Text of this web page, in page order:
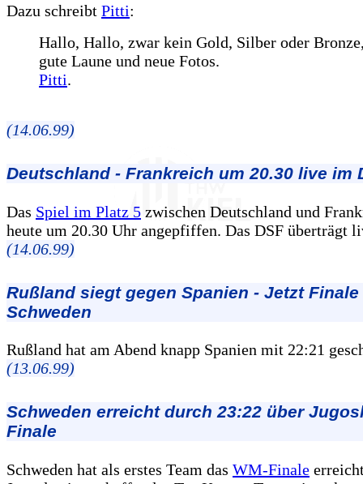
Dazu schreibt Pitti:
Hallo, Hallo, zwar kein Gold, Silber oder
gute Laune und neue Fotos.
Pitti.
(14.06.99)
Deutschland - Frankreich um 20.30 live im
Das Spiel im Platz 5 zwischen Deutschland und
heute um 20.30 Uhr angepfiffen. Das DSF überträgt
(14.06.99)
Rußland siegt gegen Spanien - Jetzt
Schweden
Rußland hat am Abend knapp Spanien mit 22:21
(13.06.99)
Schweden erreicht durch 23:22 über
Finale
Schweden hat als erstes Team das WM-Finale